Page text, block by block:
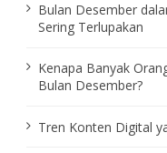
Bulan Desember
Sering Terlupakan
Kenapa Banyak
Bulan Desember?
Tren Konten Digital